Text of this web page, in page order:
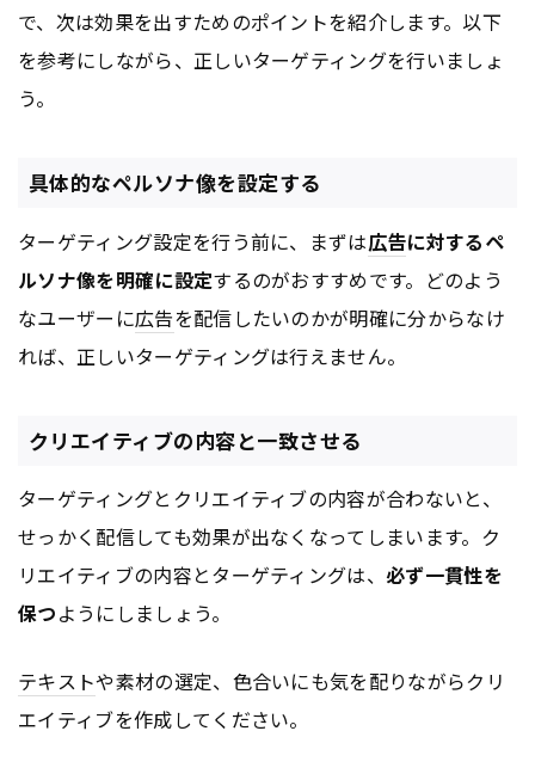
で、次は効果を出すためのポイントを紹介します。以下
を参考にしながら、正しいターゲティングを行いましょ
う。
具体的なペルソナ像を設定する
ターゲティング設定を行う前に、まずは広告に対するペ
ルソナ像を明確に設定するのがおすすめです。どのよう
なユーザーに広告を配信したいのかが明確に分からなけ
れば、正しいターゲティングは行えません。
クリエイティブの内容と一致させる
ターゲティングとクリエイティブの内容が合わないと、
せっかく配信しても効果が出なくなってしまいます。ク
リエイティブの内容とターゲティングは、必ず一貫性を
保つようにしましょう。
テキストや素材の選定、色合いにも気を配りながらクリ
エイティブを作成してください。